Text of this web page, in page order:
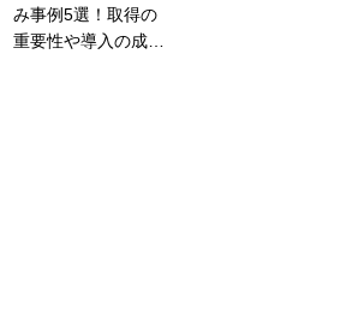
み事例5選！取得の
重要性や導入の成功
テップ！メリット・
デメリットや成功の